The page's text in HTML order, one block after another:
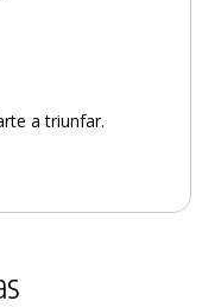
a triunfar.